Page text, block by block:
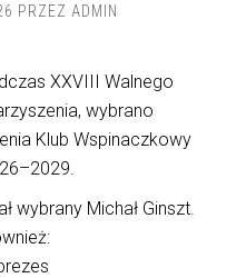
PRZEZ ADMIN
XXVIII Walnego
wybrano
Klub Wspinaczkowy
wybrany Michał Ginszt.